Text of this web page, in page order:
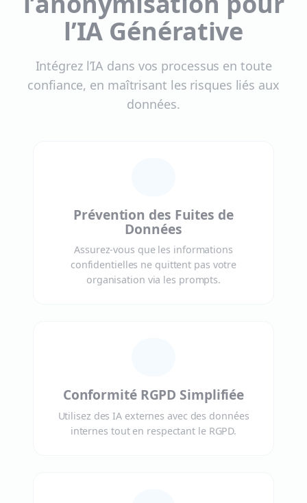
l’IA Générative
Intégrez l’IA dans vos processus en toute
confiance, en maîtrisant les risques liés aux
données.
Prévention des Fuites de
Données
Assurez-vous que les informations
confidentielles ne quittent pas votre
organisation via les prompts.
Conformité RGPD Simplifiée
Utilisez des IA externes avec des données
internes tout en respectant le RGPD.